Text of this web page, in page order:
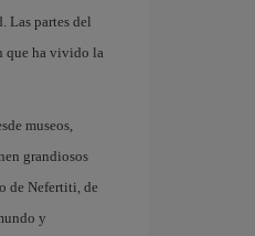
Las partes del
que ha vivido la
museos,
grandiosos
de Nefertiti, de
y